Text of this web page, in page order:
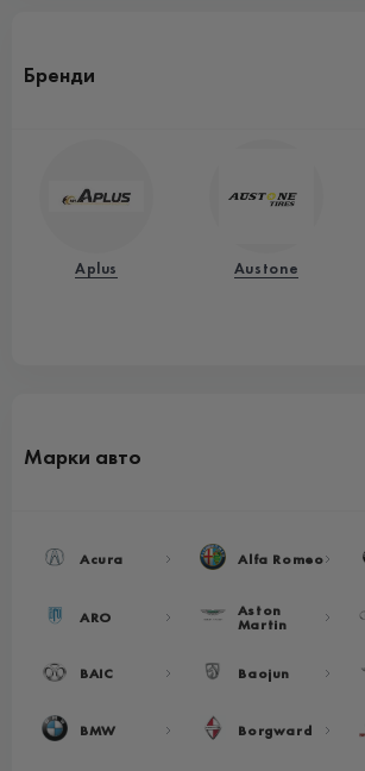
Бренди
Aplus Austone
Марки авто
Acura Alfa Romeo
ARO Aston
Martin
BAIC Baojun
BMW Borgward